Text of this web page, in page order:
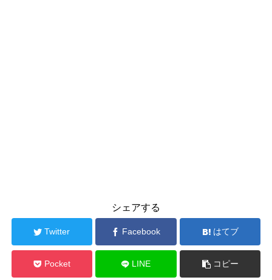
シェアする
Twitter Facebook はてブ
Pocket LINE コピー